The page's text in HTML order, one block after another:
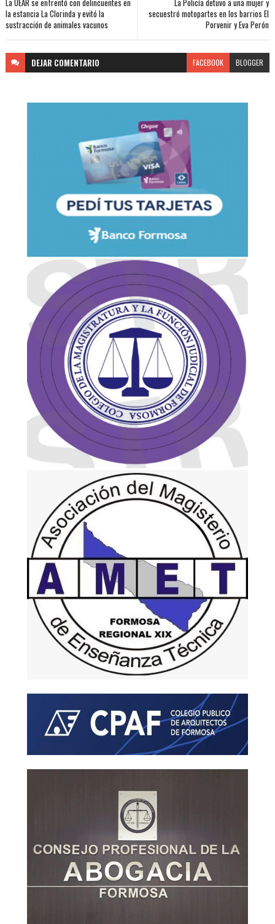
secuestró motopartes en los barrios El
Porvenir y Eva Perón
la estancia La Clorinda y evitó la
sustracción de animales vacunos
DEJAR COMENTARIO FACEBOOK BLOGGER